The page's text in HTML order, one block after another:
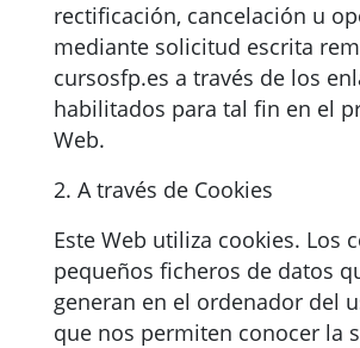
rectificación, cancelación u
mediante solicitud escrita
cursosfp.es a través de los
habilitados para tal fin en el
Web.
2. A través de Cookies
Este Web utiliza cookies. Los
pequeños ficheros de datos
generan en el ordenador del
que nos permiten conocer la